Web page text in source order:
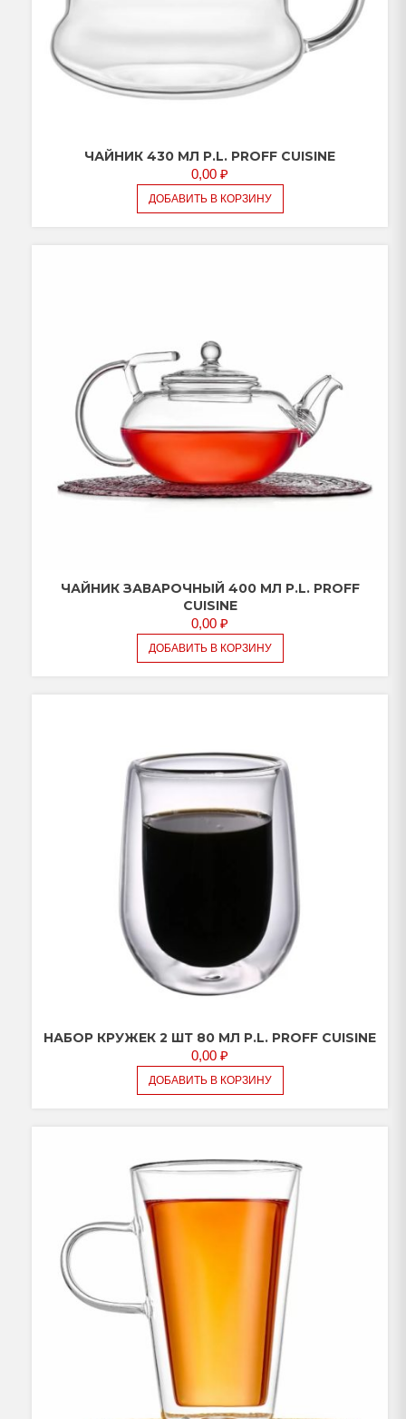
ЧАЙНИК 430 МЛ P.L. PROFF CUISINE
0,00 ₽
ДОБАВИТЬ В КОРЗИНУ
ЧАЙНИК ЗАВАРОЧНЫЙ 400 МЛ P.L. PROFF
CUISINE
0,00 ₽
ДОБАВИТЬ В КОРЗИНУ
НАБОР КРУЖЕК 2 ШТ 80 МЛ P.L. PROFF CUISINE
0,00 ₽
ДОБАВИТЬ В КОРЗИНУ